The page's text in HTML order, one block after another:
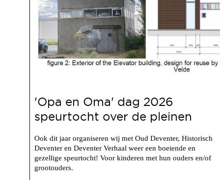
'Opa en Oma' dag 2026
speurtocht over de pleinen
Ook dit jaar organiseren wij met Oud Deventer, Historisch
Deventer en Deventer Verhaal weer een boeiende en
gezellige speurtocht! Voor kinderen met hun ouders en/of
grootouders.